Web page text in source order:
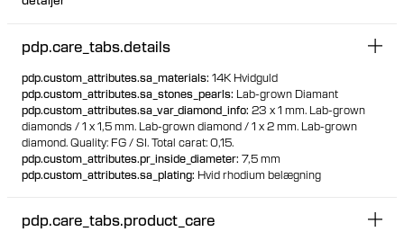
100% genanvendt guld
pdp.care_tabs.details
pdp.custom_attributes.sa_materials: 14K Hvidguld
pdp.custom_attributes.sa_stones_pearls: Lab-grown Diamant
pdp.custom_attributes.sa_var_diamond_info: 23 x 1 mm. Lab-grown
diamonds / 1 x 1,5 mm. Lab-grown diamond / 1 x 2 mm. Lab-grown
diamond.Quality: FG / SI.Total carat: 0,15.
pdp.custom_attributes.pr_inside_diameter: 7,5 mm
pdp.custom_attributes.sa_plating: Hvid rhodium belægning
pdp.care_tabs.product_care